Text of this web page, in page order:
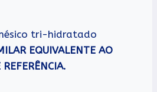
tri-hidratado
EQUIVALENTE AO